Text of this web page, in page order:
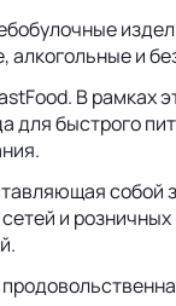
и
В рамках
для быстрого
и